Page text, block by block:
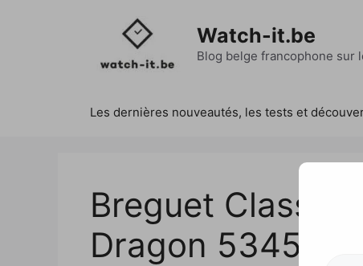
Watch-it.be
Blog belge francophone sur
Les dernières nouveautés, les tests et
Breguet
Dragon 5345